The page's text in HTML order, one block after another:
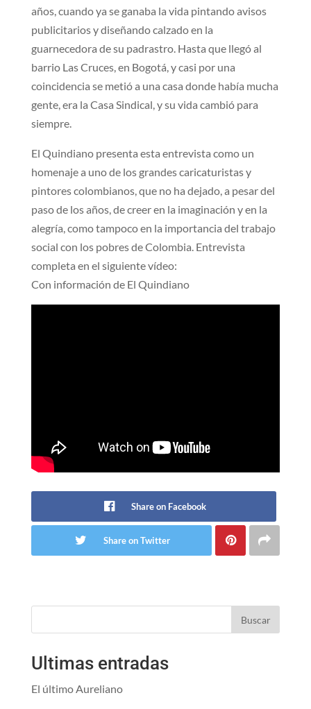
años, cuando ya se ganaba la vida pintando avisos
publicitarios y diseñando calzado en la
guarnecedora de su padrastro. Hasta que llegó al
barrio Las Cruces, en Bogotá, y casi por una
coincidencia se metió a una casa donde había mucha
gente, era la Casa Sindical, y su vida cambió para
siempre.
El Quindiano presenta esta entrevista como un
homenaje a uno de los grandes caricaturistas y
pintores colombianos, que no ha dejado, a pesar del
paso de los años, de creer en la imaginación y en la
alegría, como tampoco en la importancia del trabajo
social con los pobres de Colombia. Entrevista
completa en el siguiente vídeo:
Con información de El Quindiano
Share on Facebook
Share on Twitter
Buscar
Ultimas entradas
El último Aureliano